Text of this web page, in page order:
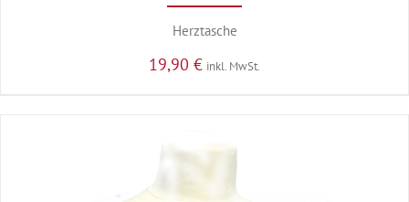
Herztasche
19,90 € inkl. MwSt.